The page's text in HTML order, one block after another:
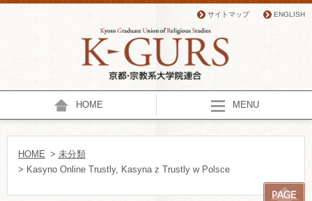
サイトマップ ENGLISH
HOME MENU
HOME > 未分類
> Kasyno Online Trustly, Kasyna z Trustly w Polsce